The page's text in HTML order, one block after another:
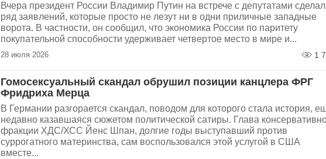
Вчера президент России Владимир Путин на встрече с депутатами сделал
ряд заявлений, которые просто не лезут ни в одни приличные западные
ворота. В частности, он сообщил, что экономика России по паритету
покупательной способности удерживает четвертое место в мире и...
28 июля 2026 1
Гомосексуальный скандал обрушил позиции канцлера ФРГ
Фридриха Мерца
В Германии разгорается скандал, поводом для которого стала история,
недавно казавшаяся сюжетом политической сатиры. Глава
фракции ХДС/ХСС Йенс Шпан, долгие годы выступавший против
суррогатного материнства, сам воспользовался этой услугой в США
вместе...